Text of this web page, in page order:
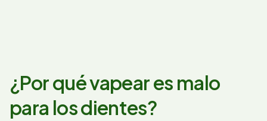
¿Por qué vapear es malo
para los dientes?